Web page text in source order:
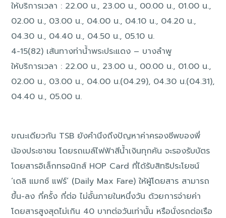
ให้บริการเวลา : 22.00 น., 23.00 น., 00.00 น., 01.00 น.,
02.00 น., 03.00 น., 04.00 น., 04.10 น., 04.20 น.,
04.30 น., 04.40 น., 04.50 น., 05.10 น.
4-15(82) เส้นทางท่าน้ำพระประแดง – บางลำพู
ให้บริการเวลา : 22.00 น., 23.00 น., 00.00 น., 01.00 น.,
02.00 น., 03.00 น., 04.00 น.(04.29), 04.30 น.(04.31),
04.40 น., 05.00 น.
ขณะเดียวกัน TSB ยังคำนึงถึงปัญหาค่าครองชีพของพี่
น้องประชาชน โดยรถเมล์ไฟฟ้าสีน้ำเงินทุกคัน จะรองรับบัตร
โดยสารอิเล็กทรอนิกส์ HOP Card ที่ได้รับสิทธิประโยชน์
‘เดลิ แมกซ์ แฟร์’ (Daily Max Fare) ให้ผู้โดยสาร สามารถ
ขึ้น-ลง กี่ครั้ง กี่ต่อ ไม่อั้นภายในหนึ่งวัน ด้วยการจ่ายค่า
โดยสารสูงสุดไม่เกิน 40 บาทต่อวันเท่านั้น หรือนั่งรถต่อเรือ